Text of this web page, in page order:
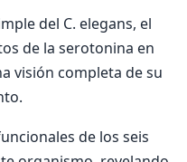
del C. elegans, el
de la serotonina en
visión completa de su
de los seis